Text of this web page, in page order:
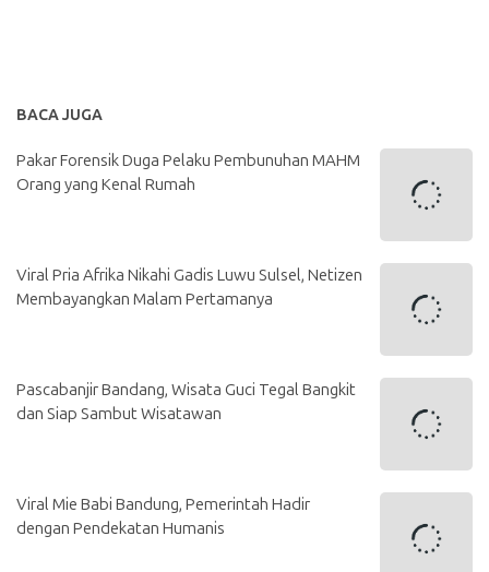
BACA JUGA
Pakar Forensik Duga Pelaku Pembunuhan MAHM
Orang yang Kenal Rumah
Viral Pria Afrika Nikahi Gadis Luwu Sulsel, Netizen
Membayangkan Malam Pertamanya
Pascabanjir Bandang, Wisata Guci Tegal Bangkit
dan Siap Sambut Wisatawan
Viral Mie Babi Bandung, Pemerintah Hadir
dengan Pendekatan Humanis